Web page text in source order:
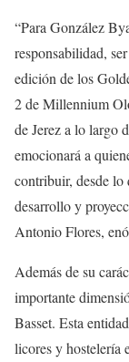
“Para González
responsabilidad,
edición de los
2 de Millennium
de Jerez a lo largo
emocionará a
contribuir, desde lo
desarrollo y
Antonio Flores,
Además de su
importante
Basset. Esta
licores y hostelería